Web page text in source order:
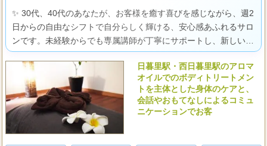
✨ 30代、40代のあなたが、お客様を癒す喜びを感じながら、週2
日からの自由なシフトで自分らしく輝ける、安心感あふれるサロ
ンです。未経験からでも専属講師が丁寧にサポートし、新しい一
歩を自信を持って踏み出せますよ。
日暮里駅・西日暮里駅のアロマ
オイルでのボディトリートメン
トを主体とした身体のケアと、
会話やおもてなしによるコミュ
ニケーションでお客